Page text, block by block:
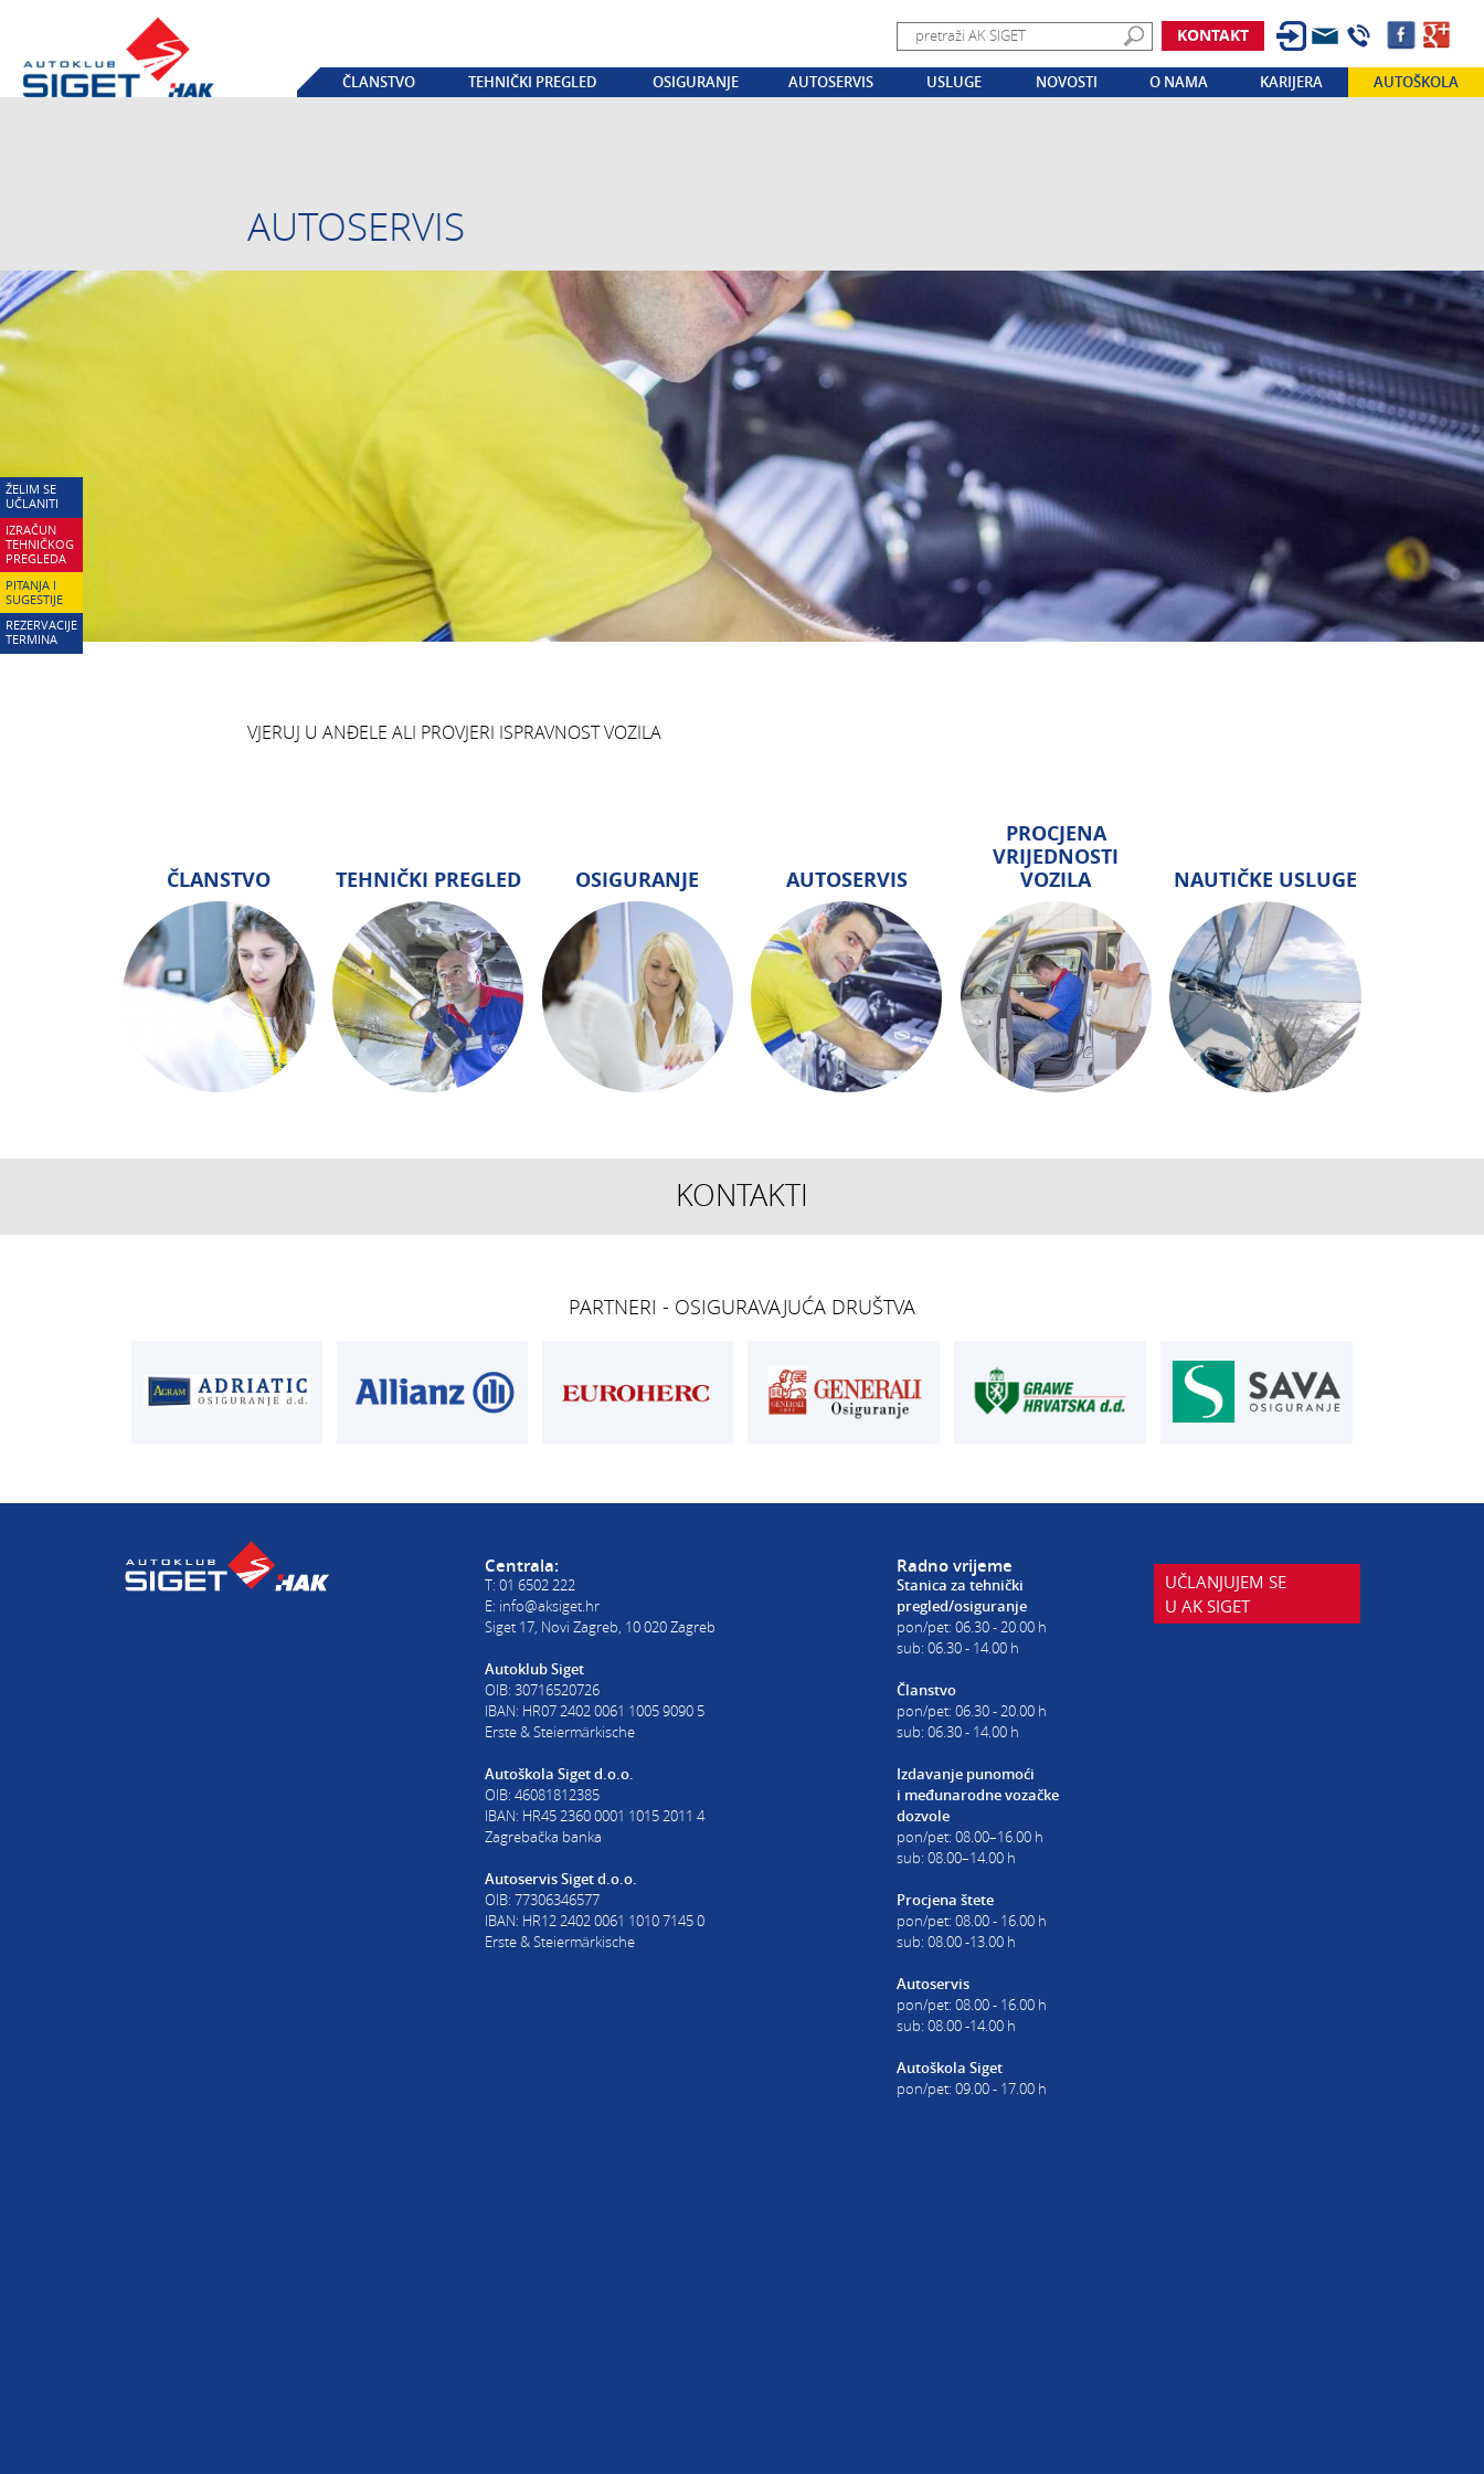
KONTAKT
ČLANSTVO TEHNIČKI PREGLED OSIGURANJE AUTOSERVIS USLUGE NOVOSTI O NAMA KARIJERA AUTOŠKOLA
ŽELIM SE
UČLANITI
IZRAČUN
TEHNIČKOG
PREGLEDA
PITANJA I
SUGESTIJE
REZERVACIJE
TERMINA
AUTOSERVIS
VJERUJ U ANĐELE ALI PROVJERI ISPRAVNOST VOZILA
ČLANSTVO TEHNIČKI PREGLED OSIGURANJE AUTOSERVIS
PROCJENA
VRIJEDNOSTI
VOZILA
NAUTIČKE USLUGE
KONTAKTI
T:01 6502 277
01 6502 265
E:registracija@aksiget.hr
E:homologacija@aksiget.hr
T:01 6502 292
E:autodijelovi@autosiget.hr
E:procjena@aksiget.hr
T:01 6502 254
PARTNERI - OSIGURAVAJUĆA DRUŠTVA
UČLANJUJEM SE
U AK SIGET
Centrala:
T: 01 6502 222
E: info@aksiget.hr
Siget 17, Novi Zagreb, 10 020 Zagreb
Autoklub Siget
OIB: 30716520726
IBAN: HR07 2402 0061 1005 9090 5
Erste & Steiermärkische
Autoškola Siget d.o.o.
OIB: 46081812385
IBAN: HR45 2360 0001 1015 2011 4
Zagrebačka banka
Autoservis Siget d.o.o.
OIB: 77306346577
IBAN: HR12 2402 0061 1010 7145 0
Erste & Steiermärkische
Radno vrijeme
Stanica za tehnički
pregled/osiguranje
pon/pet: 06.30 - 20.00 h
sub: 06.30 - 14.00 h
Članstvo
pon/pet: 06.30 - 20.00 h
sub: 06.30 - 14.00 h
Izdavanje punomoći
i međunarodne vozačke
dozvole
pon/pet: 08.00–16.00 h
sub: 08.00–14.00 h
Procjena štete
pon/pet: 08.00 - 16.00 h
sub: 08.00 -13.00 h
Autoservis
pon/pet: 08.00 - 16.00 h
sub: 08.00 -14.00 h
Autoškola Siget
pon/pet: 09.00 - 17.00 h